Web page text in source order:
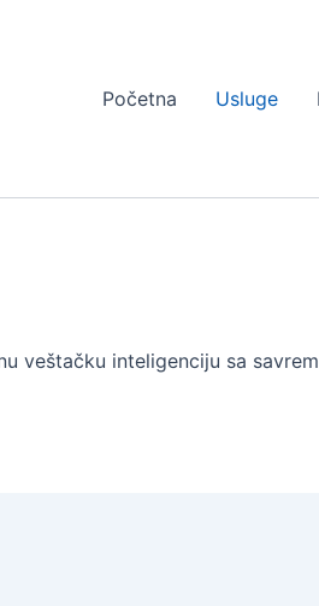
Početna
Usluge
veštačku inteligenciju sa